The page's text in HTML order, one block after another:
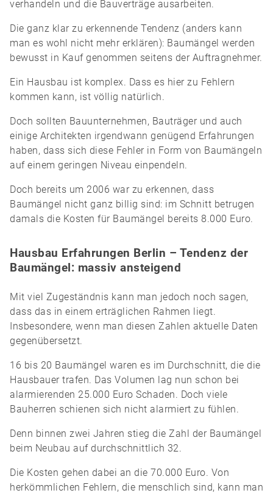
verhandeln und die Bauverträge ausarbeiten.
Die ganz klar zu erkennende Tendenz (anders kann
man es wohl nicht mehr erklären): Baumängel werden
bewusst in Kauf genommen seitens der Auftragnehmer.
Ein Hausbau ist komplex. Dass es hier zu Fehlern
kommen kann, ist völlig natürlich.
Doch sollten Bauunternehmen, Bauträger und auch
einige Architekten irgendwann genügend Erfahrungen
haben, dass sich diese Fehler in Form von Baumängeln
auf einem geringen Niveau einpendeln.
Doch bereits um 2006 war zu erkennen, dass
Baumängel nicht ganz billig sind: im Schnitt betrugen
damals die Kosten für Baumängel bereits 8.000 Euro.
Hausbau Erfahrungen Berlin – Tendenz der
Baumängel: massiv ansteigend
Mit viel Zugeständnis kann man jedoch noch sagen,
dass das in einem erträglichen Rahmen liegt.
Insbesondere, wenn man diesen Zahlen aktuelle Daten
gegenübersetzt.
16 bis 20 Baumängel waren es im Durchschnitt, die die
Hausbauer trafen. Das Volumen lag nun schon bei
alarmierenden 25.000 Euro Schaden. Doch viele
Bauherren schienen sich nicht alarmiert zu fühlen.
Denn binnen zwei Jahren stieg die Zahl der Baumängel
beim Neubau auf durchschnittlich 32.
Die Kosten gehen dabei an die 70.000 Euro. Von
herkömmlichen Fehlern, die menschlich sind, kann man